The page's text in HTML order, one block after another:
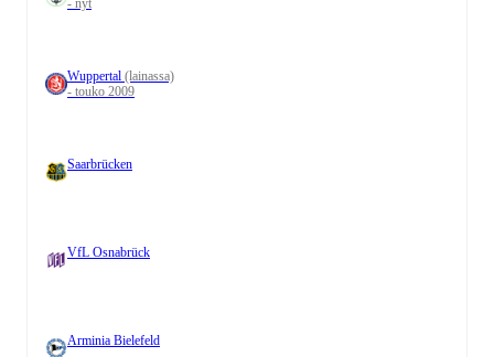
- nyt
Wuppertal (lainassa)
- touko 2009
Saarbrücken
VfL Osnabrück
Arminia Bielefeld